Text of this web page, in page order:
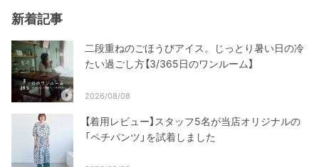
新着記事
二段重ねのごほうびアイス。じっとり暑い日の冷
たい過ごし方【3/365日のワンルーム】
2026/08/08
【着用レビュー】スタッフ5名が当店オリジナルの
「ペチパンツ」を試着しました